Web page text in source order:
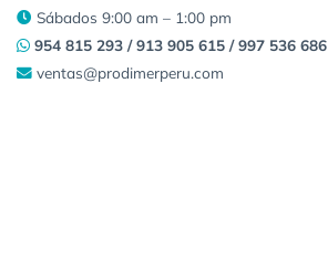
Sábados 9:00 am – 1:00 pm
954 815 293 / 913 905 615 / 997 536 686
ventas@prodimerperu.com